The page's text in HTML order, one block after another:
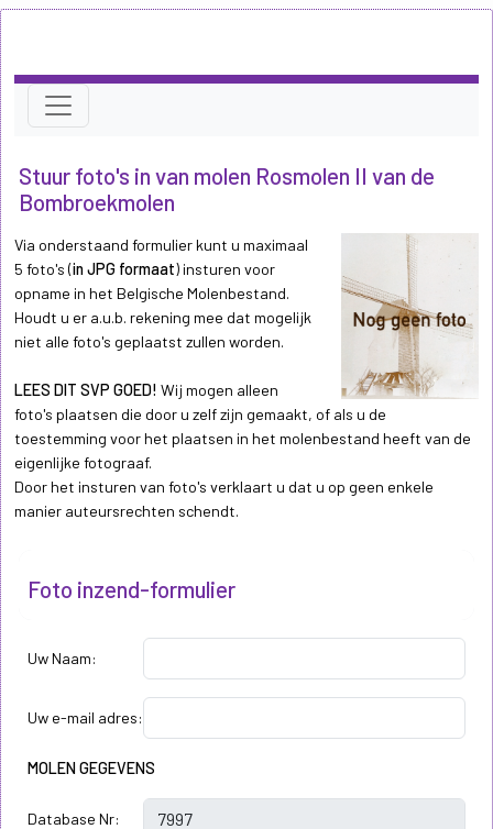
Stuur foto's in van molen Rosmolen II van de
Bombroekmolen
Via onderstaand formulier kunt u maximaal
5 foto's (in JPG formaat) insturen voor
opname in het Belgische Molenbestand.
Houdt u er a.u.b. rekening mee dat mogelijk
niet alle foto's geplaatst zullen worden.
LEES DIT SVP GOED! Wij mogen alleen
foto's plaatsen die door u zelf zijn gemaakt, of als u de
toestemming voor het plaatsen in het molenbestand heeft van de
eigenlijke fotograaf.
Door het insturen van foto's verklaart u dat u op geen enkele
manier auteursrechten schendt.
Foto inzend-formulier
Uw Naam:
Uw e-mail adres:
MOLEN GEGEVENS
Database Nr: